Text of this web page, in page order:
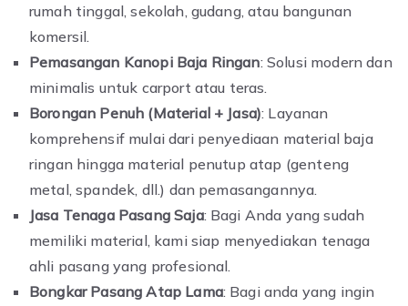
rumah tinggal, sekolah, gudang, atau bangunan
komersil.
Pemasangan Kanopi Baja Ringan: Solusi modern dan
minimalis untuk carport atau teras.
Borongan Penuh (Material + Jasa): Layanan
komprehensif mulai dari penyediaan material baja
ringan hingga material penutup atap (genteng
metal, spandek, dll.) dan pemasangannya.
Jasa Tenaga Pasang Saja: Bagi Anda yang sudah
memiliki material, kami siap menyediakan tenaga
ahli pasang yang profesional.
Bongkar Pasang Atap Lama: Bagi anda yang ingin